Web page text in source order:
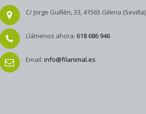
C/ Jorge Guillén, 33, 41565 Gilena (Sevilla)
Llámenos ahora: 618 686 946
Email: info@filanimal.es